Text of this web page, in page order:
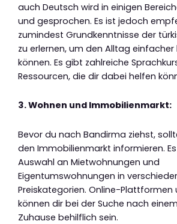
auch Deutsch wird in einigen
und gesprochen. Es ist jedoch
zumindest Grundkenntnisse der
zu erlernen, um den Alltag
können. Es gibt zahlreiche
Ressourcen, die dir dabei helfen
3. Wohnen und Immobilienmarkt:
Bevor du nach Bandirma ziehst,
den Immobilienmarkt informieren.
Auswahl an Mietwohnungen und
Eigentumswohnungen in
Preiskategorien. Online-Plattformen
können dir bei der Suche nach
Zuhause behilflich sein.